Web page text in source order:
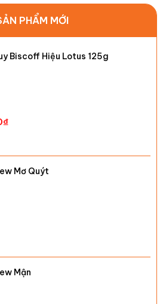
PHẨM MỚI
Biscoff Hiệu Lotus 125g
₫
Mơ Quýt
Mận